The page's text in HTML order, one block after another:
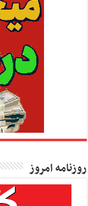
روزنامه امروز